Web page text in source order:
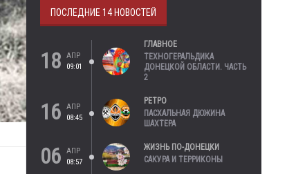
ПОСЛЕДНИЕ 14 НОВОСТЕЙ
18
АПР
09:01
ГЛАВНОЕ
ТЕХНОГЕРАЛЬДИКА
ДОНЕЦКОЙ ОБЛАСТИ. ЧАСТЬ
2
16
АПР
08:45
РЕТРО
ПАСХАЛЬНАЯ ДЮЖИНА
ШАХТЕРА
06
АПР
08:57
ЖИЗНЬ ПО-ДОНЕЦКИ
САКУРА И ТЕРРИКОНЫ